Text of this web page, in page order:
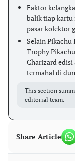
Faktor
balik tiap kartu
pasar kolektor
Selain
Trophy
Charizard
termahal di
This section
editorial team.
Share Article